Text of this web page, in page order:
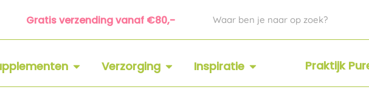
Gratis verzending vanaf €80,- Zoeken
& DRINKEN OPEN SUPPLEMENTEN
Verzorging OPEN VERZORGING
Inspiratie OPEN INSPIRATIEPraktijk